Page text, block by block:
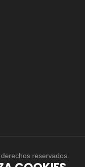
reservados.